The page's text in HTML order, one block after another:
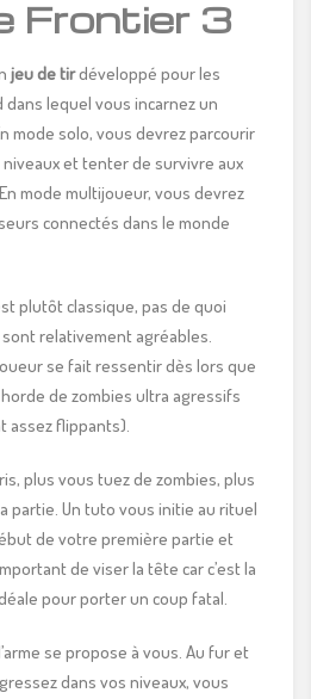
Frontier 3
jeu de tirdéveloppé pour les
dans lequel vous incarnez un
mode solo, vous devrez parcourir
et tenter de survivre aux
mode multijoueur, vous devrez
connectés dans le monde
plutôt classique, pas de quoi
relativement agréables.
se fait ressentir dès lors que
de zombies ultra agressifs
assez flippants).
plus vous tuez de zombies, plus
partie. Un tuto vous initie au rituel
de votre première partie et
de viser la tête car c’est la
pour porter un coup fatal.
se propose à vous. Au fur et
dans vos niveaux, vous